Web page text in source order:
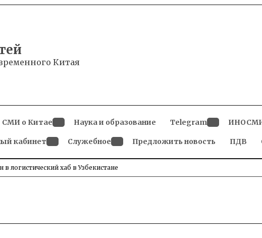
Китая
СМИ о Китае
dropdown
menu
Наука и образование Telegram
dropdown
кабинет
dropdown
menu
Служебное
dropdown
menu
Предложить новость ПДВ
логистический хаб в Узбекистане